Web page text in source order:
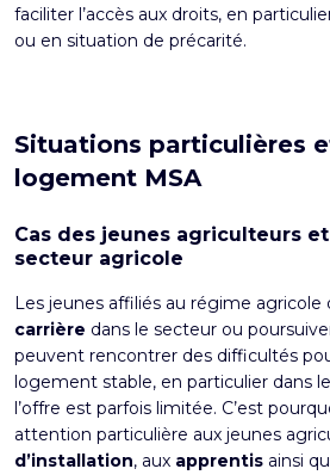
faciliter l’accès aux droits, en
ou en situation de précarité.
Situations particulières
logement MSA
Cas des jeunes agriculteurs
secteur agricole
Les jeunes affiliés au régime agricole
carrière dans le secteur ou
peuvent rencontrer des difficultés
logement stable, en particulier dans
l’offre est parfois limitée. C’est
attention particulière aux jeunes
d’installation, aux apprentis ainsi